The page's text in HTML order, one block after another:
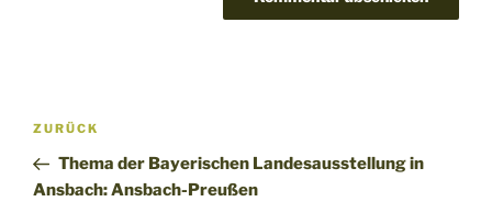
Beitragsnavigation
Vorheriger
Beitrag
ZURÜCK
Thema der Bayerischen Landesausstellung in
Ansbach: Ansbach-Preußen